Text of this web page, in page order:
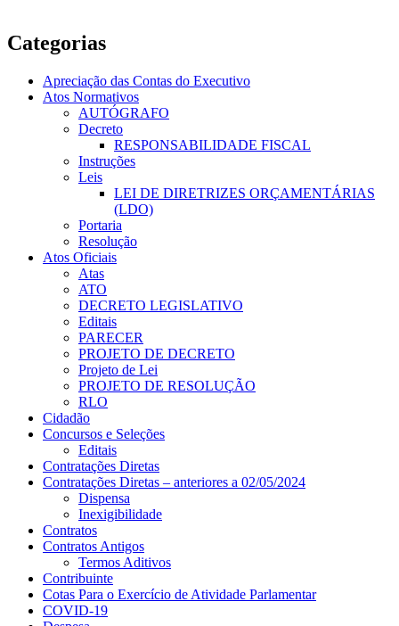
Categorias
Apreciação das Contas do Executivo
Atos Normativos
AUTÓGRAFO
Decreto
RESPONSABILIDADE FISCAL
Instruções
Leis
LEI DE DIRETRIZES ORÇAMENTÁRIAS
(LDO)
Portaria
Resolução
Atos Oficiais
Atas
ATO
DECRETO LEGISLATIVO
Editais
PARECER
PROJETO DE DECRETO
Projeto de Lei
PROJETO DE RESOLUÇÃO
RLO
Cidadão
Concursos e Seleções
Editais
Contratações Diretas
Contratações Diretas – anteriores a 02/05/2024
Dispensa
Inexigibilidade
Contratos
Contratos Antigos
Termos Aditivos
Contribuinte
Cotas Para o Exercício de Atividade Parlamentar
COVID-19